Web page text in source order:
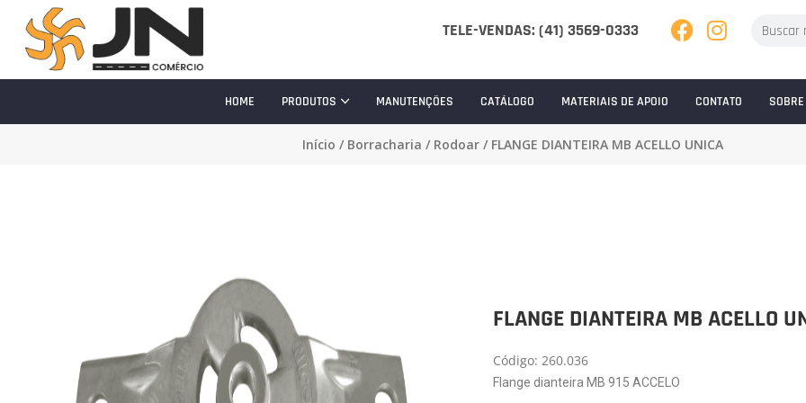
TELE-VENDAS: (41) 3569-0333
HOME PRODUTOS MANUTENÇÕES CATÁLOGO MATERIAIS DE APOIO CONTATO
Início / Borracharia / Rodoar / FLANGE DIANTEIRA MB ACELLO UNICA
FLANGE DIANTEIRA MB ACELLO
Código: 260.036
Flange dianteira MB 915 ACCELO